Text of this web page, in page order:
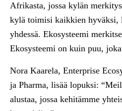
Afrikasta, jossa kylän
kylä toimisi kaikkien hyväksi,
yhdessä. Ekosysteemi
Ekosysteemi on kuin puu,
Nora Kaarela, Enterprise
ja Pharma, lisää lopuksi:
alustaa, jossa kehitämme